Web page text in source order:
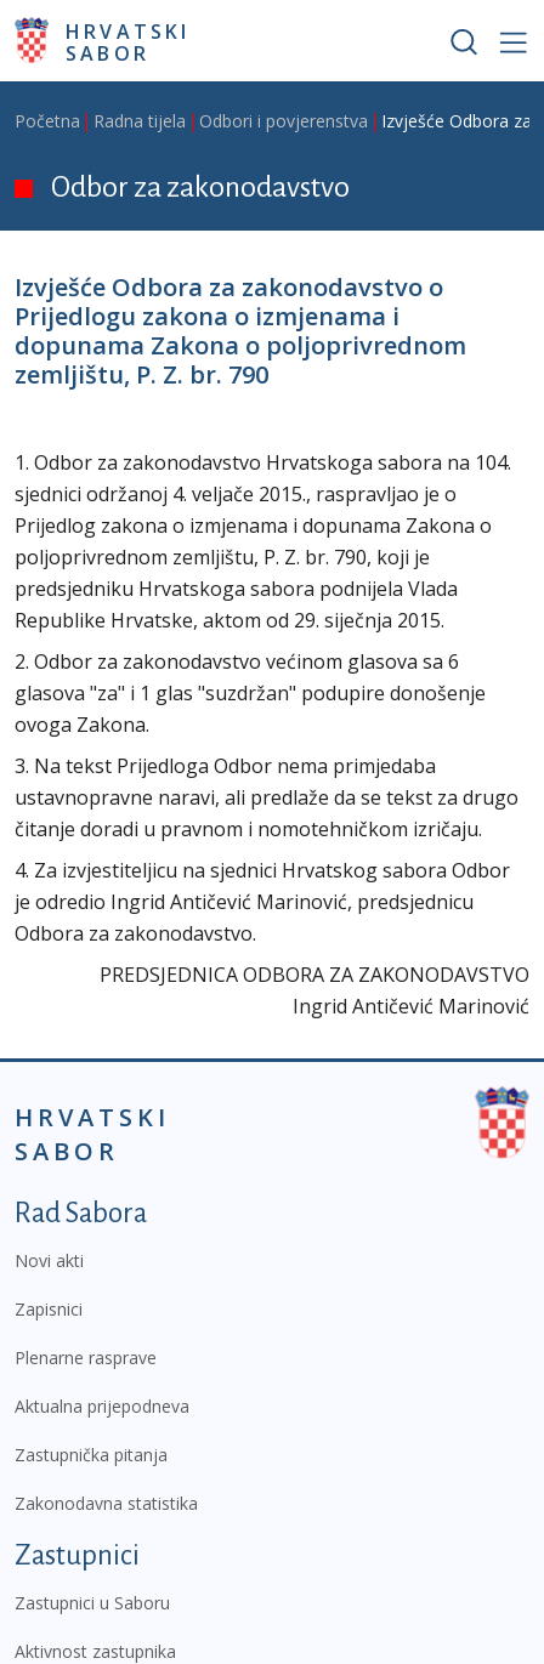
Skoči na glavni sadržaj
HRVATSKI
SABOR
Breadcrumb
Početna Radna tijela Odbori i povjerenstva Izvješće Odbora za
Odbor za zakonodavstvo
Izvješće Odbora za zakonodavstvo o
Prijedlogu zakona o izmjenama i
dopunama Zakona o poljoprivrednom
zemljištu, P. Z. br. 790
1. Odbor za zakonodavstvo Hrvatskoga sabora na 104.
sjednici održanoj 4. veljače 2015., raspravljao je o
Prijedlog zakona o izmjenama i dopunama Zakona o
poljoprivrednom zemljištu, P. Z. br. 790, koji je
predsjedniku Hrvatskoga sabora podnijela Vlada
Republike Hrvatske, aktom od 29. siječnja 2015.
2. Odbor za zakonodavstvo većinom glasova sa 6
glasova "za" i 1 glas "suzdržan" podupire donošenje
ovoga Zakona.
3. Na tekst Prijedloga Odbor nema primjedaba
ustavnopravne naravi, ali predlaže da se tekst za drugo
čitanje doradi u pravnom i nomotehničkom izričaju.
4. Za izvjestiteljicu na sjednici Hrvatskog sabora Odbor
je odredio Ingrid Antičević Marinović, predsjednicu
Odbora za zakonodavstvo.
PREDSJEDNICA ODBORA ZA ZAKONODAVSTVO
Ingrid Antičević Marinović
HRVATSKI
SABOR
Podnožje prvi izbornik
Rad Sabora
Novi akti
Zapisnici
Plenarne rasprave
Aktualna prijepodneva
Zastupnička pitanja
Zakonodavna statistika
Zastupnici
Zastupnici u Saboru
Aktivnost zastupnika